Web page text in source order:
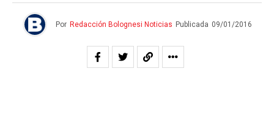
Por Redacción Bolognesi Noticias Publicada 09/01/2016